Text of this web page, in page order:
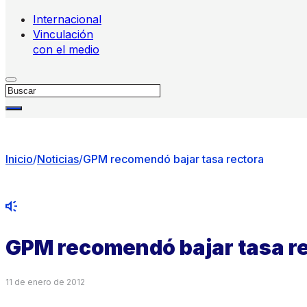
Internacional
Vinculación
con el medio
Buscar
Inicio/Noticias/GPM recomendó bajar tasa rectora
GPM recomendó bajar tasa
11 de enero de 2012